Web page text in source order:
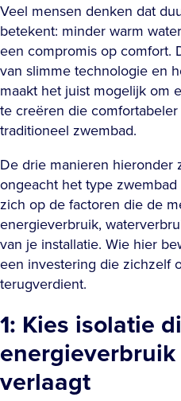
Veel mensen denken dat
betekent: minder warm
een compromis op comfort.
van slimme technologie en
maakt het juist mogelijk om
te creëren die
traditioneel zwembad.
De drie manieren hieronder
ongeacht het type
zich op de factoren die de
energieverbruik,
van je installatie. Wie hier
een investering die zichzelf
terugverdient.
1: Kies isolatie
verlaagt